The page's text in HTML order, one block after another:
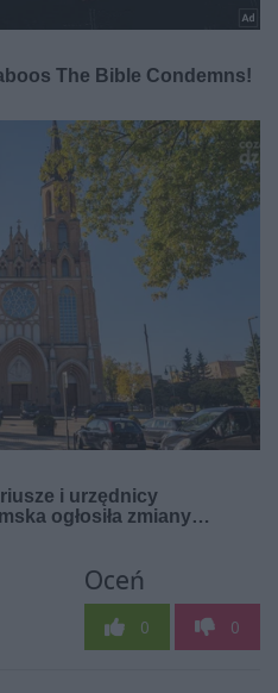
Oceń
0 0